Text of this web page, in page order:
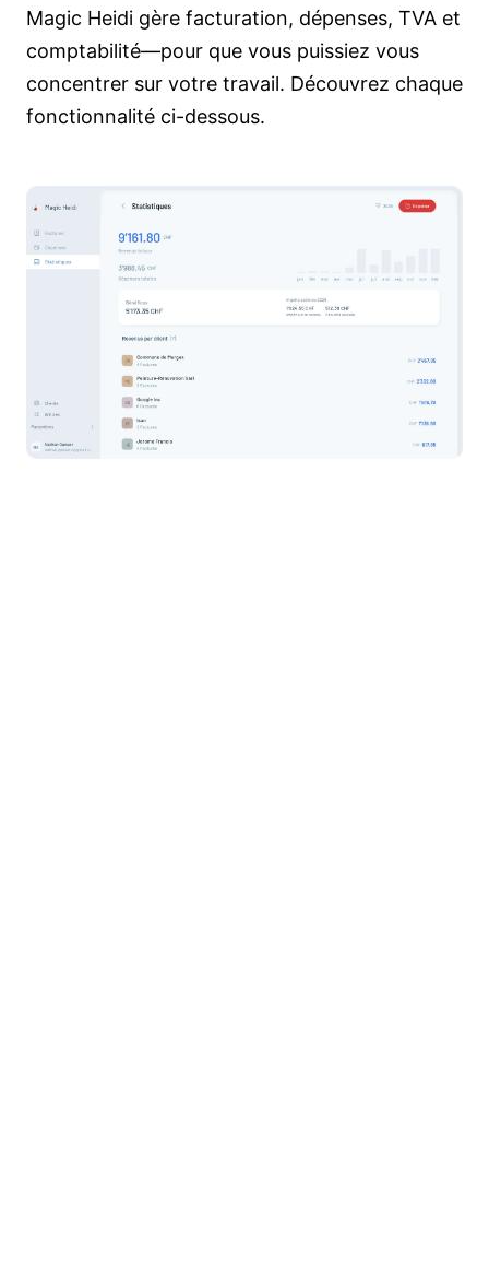
Magic Heidi gère facturation, dépenses, TVA et
comptabilité—pour que vous puissiez vous
concentrer sur votre travail. Découvrez chaque
fonctionnalité ci-dessous.